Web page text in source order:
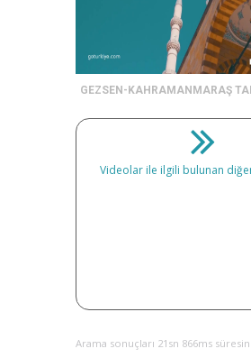
GEZSEN-KAHRAMANMARAŞ
Videolar ile ilgili bulunan
Arama sonuçları 21sn 866ms